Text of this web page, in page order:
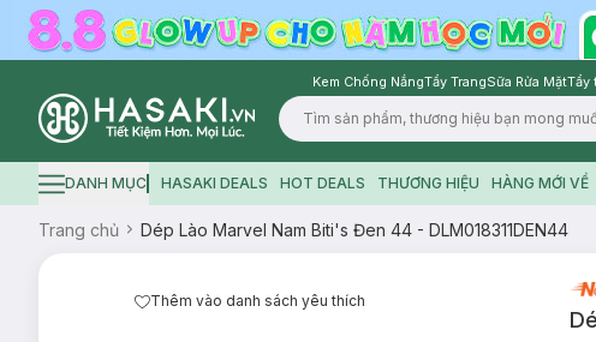
Kem Chống NắngTẩy TrangSữa Rửa MặtTẩy
Logo
Hamburger icon
DANH MỤC HASAKI DEALS HOT DEALS THƯƠNG HIỆU HÀNG MỚI VỀ
Trang chủ Dép Lào Marvel Nam Biti's Đen 44 - DLM018311DEN44
Thêm vào danh sách yêu thích